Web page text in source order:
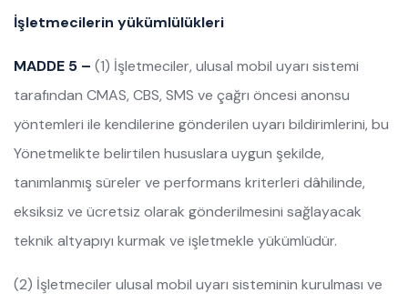
İşletmecilerin yükümlülükleri
MADDE 5 – (1) İşletmeciler, ulusal mobil uyarı sistemi
tarafından CMAS, CBS, SMS ve çağrı öncesi anonsu
yöntemleri ile kendilerine gönderilen uyarı bildirimlerini, bu
Yönetmelikte belirtilen hususlara uygun şekilde,
tanımlanmış süreler ve performans kriterleri dâhilinde,
eksiksiz ve ücretsiz olarak gönderilmesini sağlayacak
teknik altyapıyı kurmak ve işletmekle yükümlüdür.
(2) İşletmeciler ulusal mobil uyarı sisteminin kurulması ve